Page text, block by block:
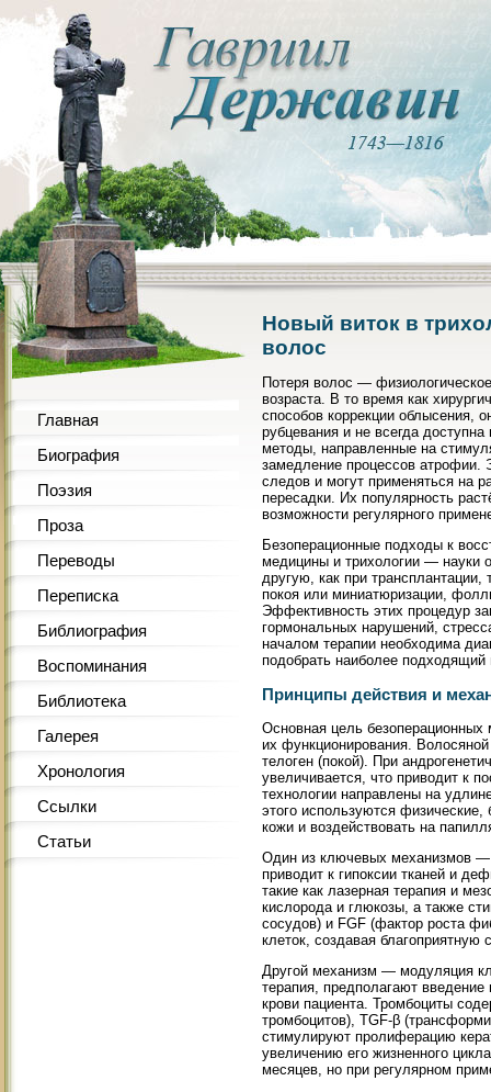
Главная
Биография
Поэзия
Проза
Переводы
Переписка
Библиография
Воспоминания
Библиотека
Галерея
Хронология
Ссылки
Статьи
Новый виток в
волос
Потеря волос —
возраста. В то время как
способов коррекции облысения,
рубцевания и не всегда
методы, направленные на
замедление процессов атрофии.
следов и могут применяться на
пересадки. Их популярность
возможности регулярного
Безоперационные подходы к
медицины и трихологии — науки
другую, как при
покоя или миниатюризации,
Эффективность этих процедур
гормональных нарушений,
началом терапии необходима
подобрать наиболее подходящий
Принципы действия и
Основная цель
их функционирования.
телоген (покой). При
увеличивается, что приводит к
технологии направлены на
этого используются
кожи и воздействовать на
Один из ключевых механизмов —
приводит к гипоксии тканей и
такие как лазерная терапия и
кислорода и глюкозы, а также
сосудов) и FGF (фактор роста
клеток, создавая благоприятную
Другой механизм — модуляция
терапия, предполагают
крови пациента. Тромбоциты
тромбоцитов), TGF-β
стимулируют пролиферацию
увеличению его жизненного
месяцев, но при регулярном